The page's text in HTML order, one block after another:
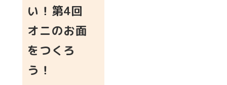
い！第4回
オニのお面
をつくろ
う！